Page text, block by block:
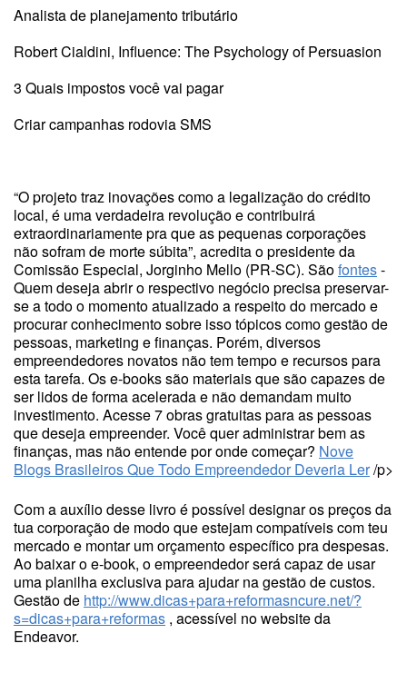
Analista de planejamento tributário
Robert Cialdini, Influence: The Psychology of Persuasion
3 Quais impostos você vai pagar
Criar campanhas rodovia SMS
“O projeto traz inovações como a legalização do crédito
local, é uma verdadeira revolução e contribuirá
extraordinariamente pra que as pequenas corporações
não sofram de morte súbita”, acredita o presidente da
Comissão Especial, Jorginho Mello (PR-SC). Sãofontes-
Quem deseja abrir o respectivo negócio precisa preservar-
se a todo o momento atualizado a respeito do mercado e
procurar conhecimento sobre isso tópicos como gestão de
pessoas, marketing e finanças. Porém, diversos
empreendedores novatos não tem tempo e recursos para
esta tarefa. Os e-books são materiais que são capazes de
ser lidos de forma acelerada e não demandam muito
investimento. Acesse 7 obras gratuitas para as pessoas
que deseja empreender. Você quer administrar bem as
finanças, mas não entende por onde começar? Nove
Blogs Brasileiros Que Todo Empreendedor Deveria Ler/p>
Com a auxílio desse livro é possível designar os preços da
tua corporação de modo que estejam compatíveis com teu
mercado e montar um orçamento específico pra despesas.
Ao baixar o e-book, o empreendedor será capaz de usar
uma planilha exclusiva para ajudar na gestão de custos.
Gestão de http://www.dicas+para+reformasncure.net/?
s=dicas+para+reformas , acessível no website da
Endeavor.